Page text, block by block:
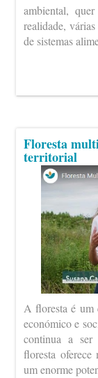
ambiental,
realidade,
de sistemas
Floresta
territorial
A floresta é um
económico e
continua a ser
floresta oferece
um enorme